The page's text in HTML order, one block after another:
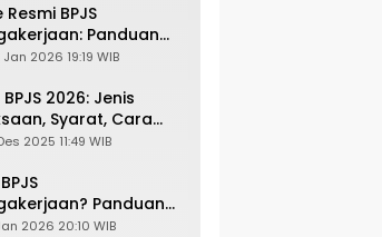
BPJS
Panduan
Akses dan Fitur
Jan 2026 19:19 WIB
2026: Jenis
Syarat, Cara
Cek Riwayat
2025 11:49 WIB
Panduan
untuk Pekerja dan
2026 20:10 WIB